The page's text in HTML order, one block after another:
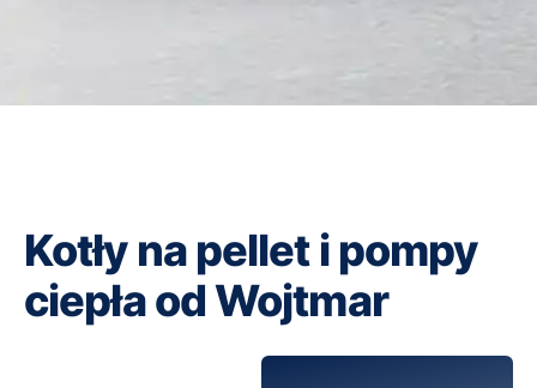
Kotły na pellet i pompy
ciepła od Wojtmar